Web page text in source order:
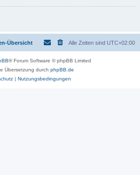
Übersicht Alle Zeiten sind UTC+02:00
® Forum Software © phpBB Limited
Übersetzung durch phpBB.de
| Nutzungsbedingungen